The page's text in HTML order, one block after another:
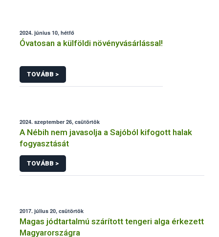
2024. június 10, hétfő
Óvatosan a külföldi növényvásárlással!
TOVÁBB >
2024. szeptember 26, csütörtök
A Nébih nem javasolja a Sajóból kifogott halak
fogyasztását
TOVÁBB >
2017. július 20, csütörtök
Magas jódtartalmú szárított tengeri alga érkezett
Magyarországra